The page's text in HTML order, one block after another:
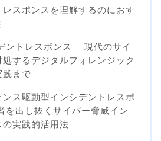
レスポンスを理解するのにおす
ントレスポンス ―現代のサイ
するデジタルフォレンジック
践まで
ンス駆動型インシデントレスポ
を出し抜くサイバー脅威イン
の実践的活用法